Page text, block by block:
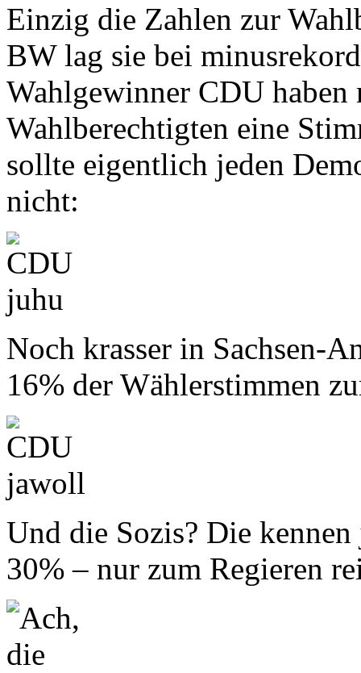
Einzig die Zahlen zur
BW lag sie bei
Wahlgewinner CDU haben
Wahlberechtigten eine
sollte eigentlich jeden
nicht:
Noch krasser in Sachsen-
16% der Wählerstimmen
Und die Sozis? Die
30% – nur zum Regieren